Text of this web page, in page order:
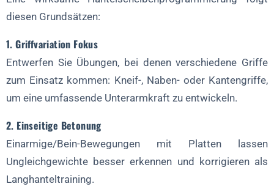
diesen Grundsätzen:
1. Griffvariation Fokus
Entwerfen Sie Übungen, bei denen verschiedene Griffe
zum Einsatz kommen: Kneif-, Naben- oder Kantengriffe,
um eine umfassende Unterarmkraft zu entwickeln.
2. Einseitige Betonung
Einarmige/Bein-Bewegungen mit Platten lassen
Ungleichgewichte besser erkennen und korrigieren als
Langhanteltraining.